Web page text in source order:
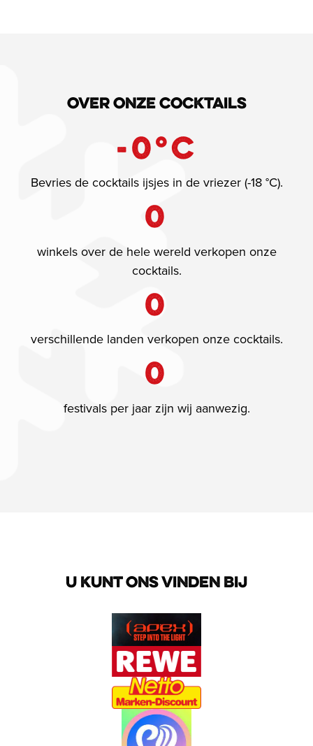
Over onze cocktails
-0°C
Bevries de cocktails ijsjes in de vriezer (-18 °C).
0
winkels over de hele wereld verkopen onze
cocktails.
0
verschillende landen verkopen onze cocktails.
0
festivals per jaar zijn wij aanwezig.
U KUNT ONS VINDEN BIJ